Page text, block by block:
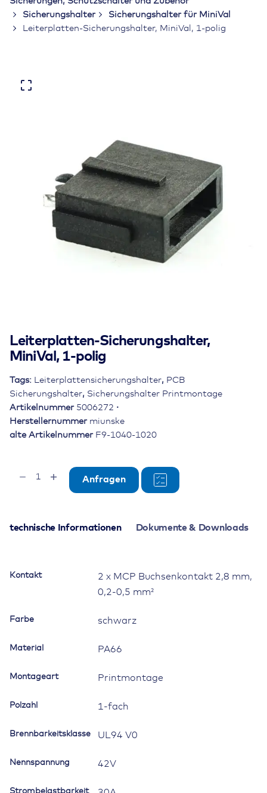
Sicherungshalter
Sicherungshalter für MiniVal
Leiterplatten-Sicherungshalter, MiniVal, 1-polig
Leiterplatten-Sicherungshalter,
MiniVal, 1-polig
alte Artikelnummer F9-1040-1020
Herstellernummer miunske
Artikelnummer 5006272
Tags: Leiterplattensicherungshalter, PCB
Sicherungshalter, Sicherungshalter Printmontage
polig
Anfragen
technische Informationen Dokumente & Downloads
Kontakt
2 x MCP Buchsenkontakt 2,8 mm,
0,2-0,5 mm²
Farbe schwarz
Material PA66
Montageart Printmontage
Polzahl 1-fach
Brennbarkeitsklasse UL94 V0
Nennspannung 42V